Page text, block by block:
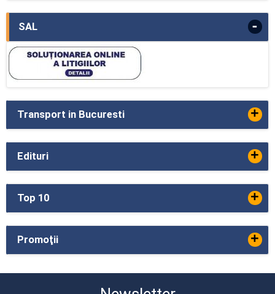
SAL -
Transport in Bucuresti +
Edituri +
Top 10 +
Promoţii +